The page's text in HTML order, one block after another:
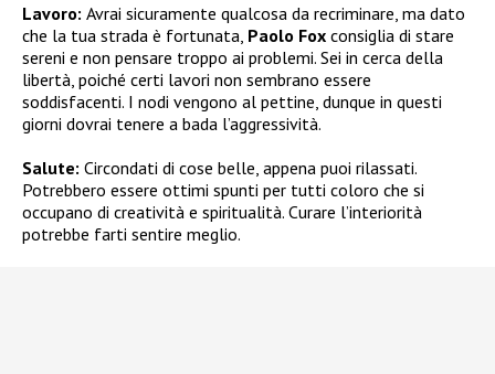
Lavoro: Avrai sicuramente qualcosa da recriminare, ma dato
che la tua strada è fortunata, Paolo Fox consiglia di stare
sereni e non pensare troppo ai problemi. Sei in cerca della
libertà, poiché certi lavori non sembrano essere
soddisfacenti. I nodi vengono al pettine, dunque in questi
giorni dovrai tenere a bada l’aggressività.
Salute: Circondati di cose belle, appena puoi rilassati.
Potrebbero essere ottimi spunti per tutti coloro che si
occupano di creatività e spiritualità. Curare l’interiorità
potrebbe farti sentire meglio.